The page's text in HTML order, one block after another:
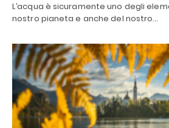
L’acqua è sicuramente uno degli
nostro pianeta e anche del nostro…